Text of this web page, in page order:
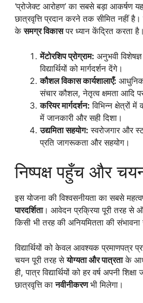
‘प्रोजेक्ट आरोहण’ का सबसे बड़ा आकर्षण
छात्रवृत्ति प्रदान करने तक सीमित नहीं है।
केसमग्र विकासपर ध्यान केंद्रित करता
मेंटोरशिप प्रोग्राम: अनुभवी
विद्यार्थियों को मार्गदर्शन देंगे।
कौशल विकास कार्यशालाएँ:
संचार कौशल, नेतृत्व क्षमता आदि
करियर मार्गदर्शन: विभिन्न क्षेत्रों
में जानकारी और सही दिशा।
उद्यमिता सहयोग: स्वरोजगार और
प्रति जागरूकता और सहयोग।
निष्पक्ष पहुँच और
इस योजना की विश्वसनीयता का सबसे
पारदर्शिता। आवेदन प्रक्रिया पूरी तरह से
किसी भी तरह की अनियमितता की संभावना
विद्यार्थियों को केवल आवश्यक प्रमाणपत्र
चयन पूरी तरह सेयोग्यता और पात्रताके
ही, पात्र विद्यार्थियों को हर वर्ष अपनी
छात्रवृत्ति कानवीनीकरणभी मिलेगा।